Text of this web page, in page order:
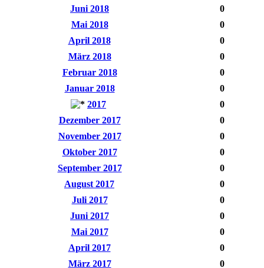
Juni 2018
0
Mai 2018
0
April 2018
0
März 2018
0
Februar 2018
0
Januar 2018
0
2017
0
Dezember 2017
0
November 2017
0
Oktober 2017
0
September 2017
0
August 2017
0
Juli 2017
0
Juni 2017
0
Mai 2017
0
April 2017
0
März 2017
0